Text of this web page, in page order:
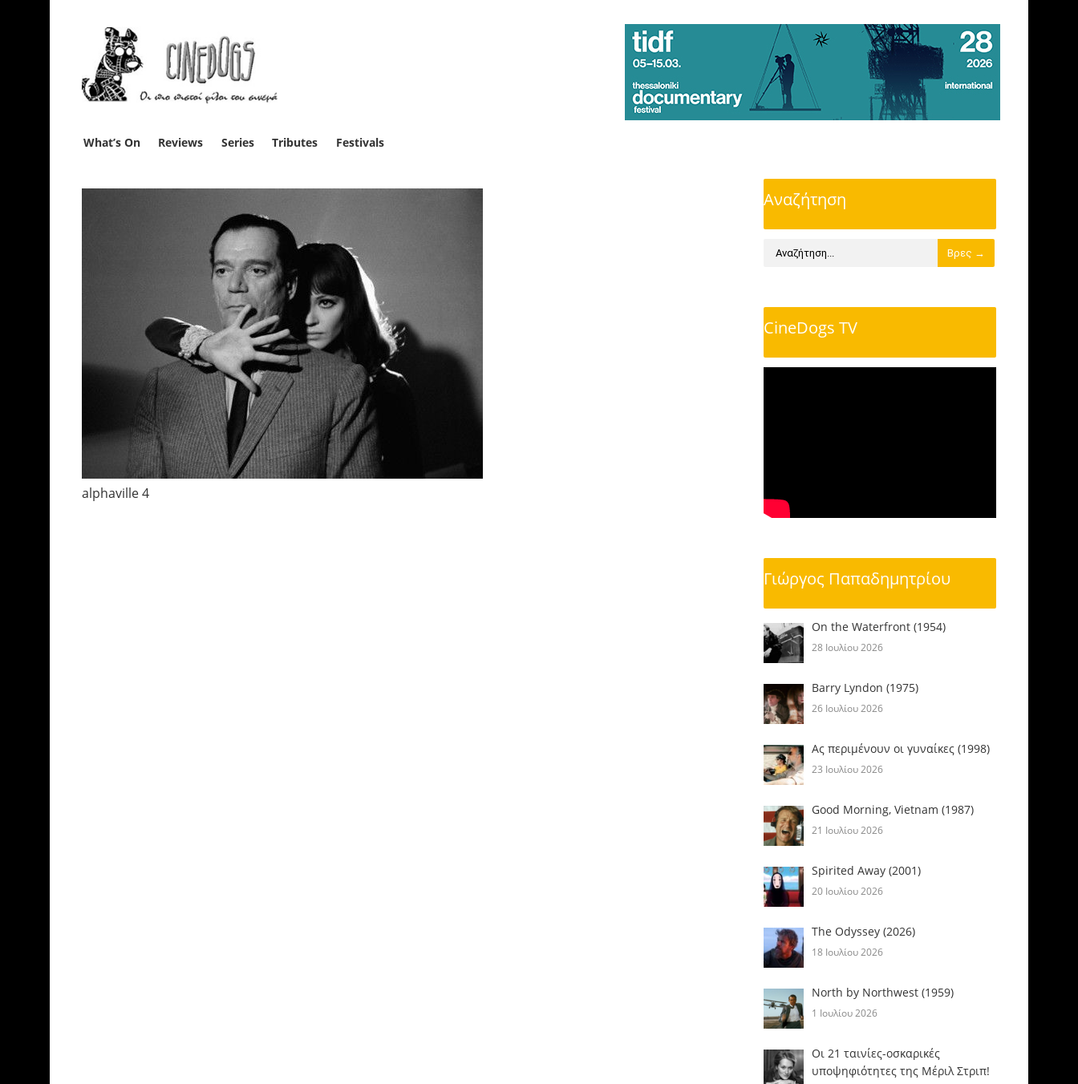
What’s On Reviews Series Tributes Festivals
alphaville 4
Αναζήτηση
CineDogs TV
Γιώργος Παπαδημητρίου
On the Waterfront (1954)
28 Ιουλίου 2026
Barry Lyndon (1975)
26 Ιουλίου 2026
Ας περιμένουν οι γυναίκες (1998)
23 Ιουλίου 2026
Good Morning, Vietnam (1987)
21 Ιουλίου 2026
Spirited Away (2001)
20 Ιουλίου 2026
The Odyssey (2026)
18 Ιουλίου 2026
North by Northwest (1959)
1 Ιουλίου 2026
Οι 21 ταινίες-οσκαρικές
υποψηφιότητες της Μέριλ Στριπ!